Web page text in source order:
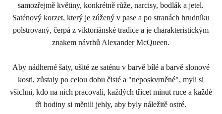
samozřejmě květiny, konkrétně růže, narcisy, bodlák a jetel.
Saténový korzet, který je zúžený v pase a po stranách hrudníku
polstrovaný, čerpá z viktoriánské tradice a je charakteristickým
znakem návrhů Alexander McQueen.
Aby nádherné šaty, ušité ze saténu v barvě bílé a barvě slonové
kosti, zůstaly po celou dobu čisté a "neposkvrněné", myli si
všichni, kdo na nich pracovali, každých třicet minut ruce a každé
tři hodiny si měnili jehly, aby byly náležitě ostré.